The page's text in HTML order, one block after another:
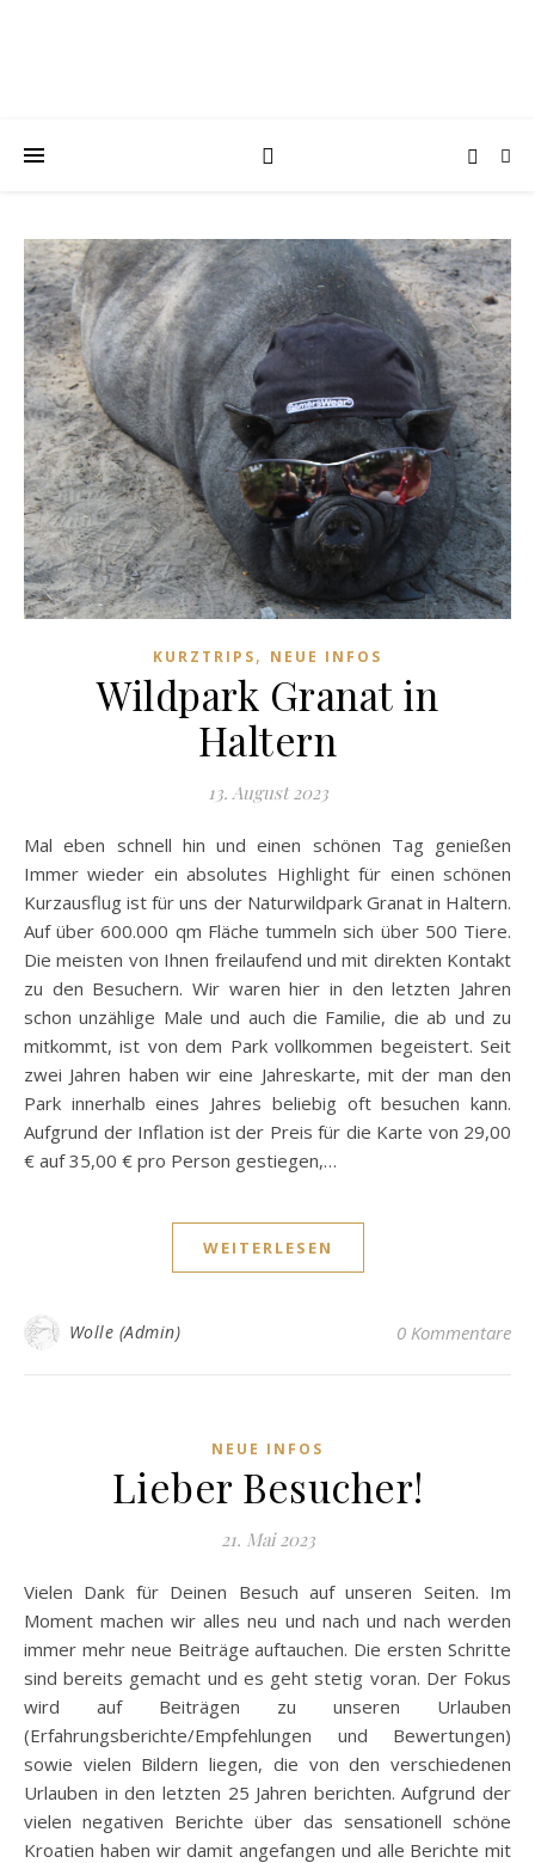
KURZTRIPS, NEUE INFOS
Wildpark Granat in
Haltern
13. August 2023
Mal eben schnell hin und einen schönen Tag genießen
Immer wieder ein absolutes Highlight für einen schönen
Kurzausflug ist für uns der Naturwildpark Granat in Haltern.
Auf über 600.000 qm Fläche tummeln sich über 500 Tiere.
Die meisten von Ihnen freilaufend und mit direkten Kontakt
zu den Besuchern. Wir waren hier in den letzten Jahren
schon unzählige Male und auch die Familie, die ab und zu
mitkommt, ist von dem Park vollkommen begeistert. Seit
zwei Jahren haben wir eine Jahreskarte, mit der man den
Park innerhalb eines Jahres beliebig oft besuchen kann.
Aufgrund der Inflation ist der Preis für die Karte von 29,00
€ auf 35,00 € pro Person gestiegen,…
WEITERLESEN
Wolle (Admin) 0 Kommentare
NEUE INFOS
Lieber Besucher!
21. Mai 2023
Vielen Dank für Deinen Besuch auf unseren Seiten. Im
Moment machen wir alles neu und nach und nach werden
immer mehr neue Beiträge auftauchen. Die ersten Schritte
sind bereits gemacht und es geht stetig voran. Der Fokus
wird auf Beiträgen zu unseren Urlauben
(Erfahrungsberichte/Empfehlungen und Bewertungen)
sowie vielen Bildern liegen, die von den verschiedenen
Urlauben in den letzten 25 Jahren berichten. Aufgrund der
vielen negativen Berichte über das sensationell schöne
Kroatien haben wir damit angefangen und alle Berichte mit